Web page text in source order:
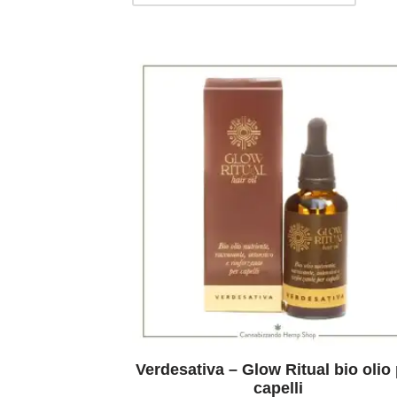
Verdesativa – Glow Ritual bio olio
capelli